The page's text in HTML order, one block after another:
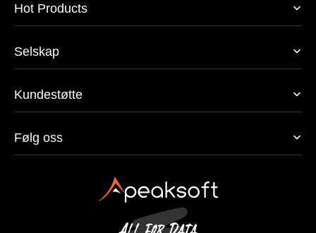
Hot Products
Selskap
Kundestøtte
Følg oss